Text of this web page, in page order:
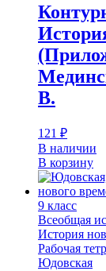
В.
121 ₽
В наличии
В корзину
9 класс
Всеобщая
История
Рабочая
Юдовская